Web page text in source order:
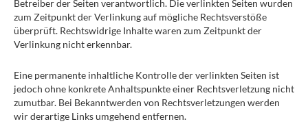
Betreiber der Seiten verantwortlich. Die verlinkten Seiten wurden
zum Zeitpunkt der Verlinkung auf mögliche Rechtsverstöße
überprüft. Rechtswidrige Inhalte waren zum Zeitpunkt der
Verlinkung nicht erkennbar.
Eine permanente inhaltliche Kontrolle der verlinkten Seiten ist
jedoch ohne konkrete Anhaltspunkte einer Rechtsverletzung nicht
zumutbar. Bei Bekanntwerden von Rechtsverletzungen werden
wir derartige Links umgehend entfernen.